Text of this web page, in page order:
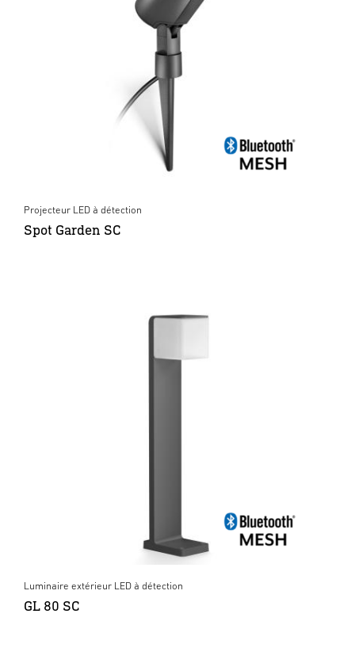
Projecteur LED à détection
Spot Garden SC
Luminaire extérieur LED à détection
GL 80 SC